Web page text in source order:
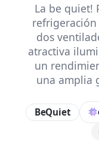
La be quiet!
dos
atractiva
un
una amplia
BeQuiet